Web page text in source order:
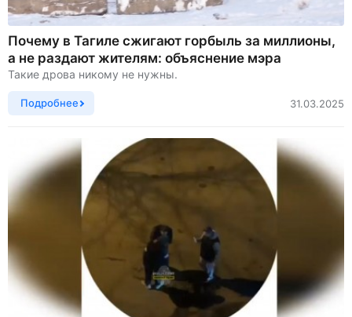
Почему в Тагиле сжигают горбыль за миллионы,
а не раздают жителям: объяснение мэра
Такие дрова никому не нужны.
Подробнее 31.03.2025